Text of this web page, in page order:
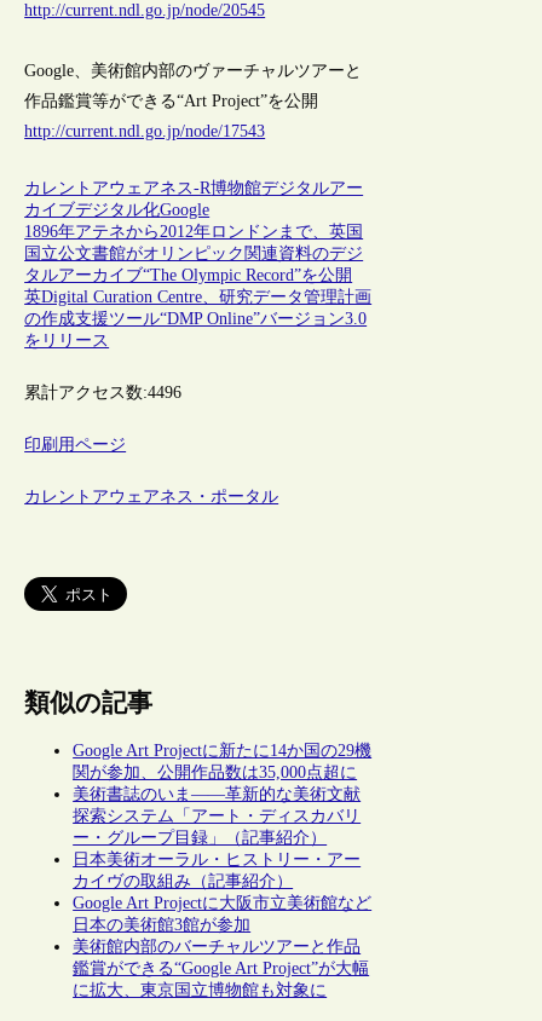
http://current.ndl.go.jp/node/20545
Google、美術館内部のヴァーチャルツアーと
作品鑑賞等ができる“Art Project”を公開
http://current.ndl.go.jp/node/17543
カレントアウェアネス-R博物館デジタルアー
カイブデジタル化Google
1896年アテネから2012年ロンドンまで、英国
国立公文書館がオリンピック関連資料のデジ
タルアーカイブ“The Olympic Record”を公開
英Digital Curation Centre、研究データ管理計画
の作成支援ツール“DMP Online”バージョン3.0
をリリース
累計アクセス数:4496
印刷用ページ
カレントアウェアネス・ポータル
類似の記事
Google Art Projectに新たに14か国の29機
関が参加、公開作品数は35,000点超に
美術書誌のいま――革新的な美術文献
探索システム「アート・ディスカバリ
ー・グループ目録」（記事紹介）
日本美術オーラル・ヒストリー・アー
カイヴの取組み（記事紹介）
Google Art Projectに大阪市立美術館など
日本の美術館3館が参加
美術館内部のバーチャルツアーと作品
鑑賞ができる“Google Art Project”が大幅
に拡大、東京国立博物館も対象に